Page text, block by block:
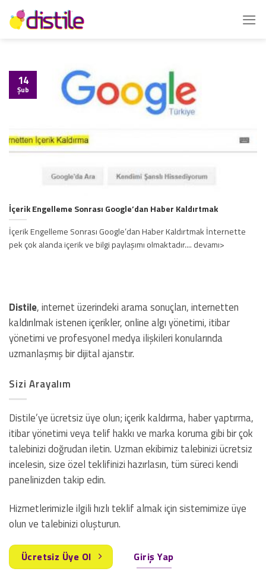
İçeriğe
atla
İçerik Engelleme Sonrası Google’dan Haber Kaldırtmak
İçerik Engelleme Sonrası Google’dan Haber Kaldırtmak İnternette
pek çok alanda içerik ve bilgi paylaşımı olmaktadır.... devamı>
14
Şub
Distile, internet üzerindeki arama sonuçları, internetten
kaldırılmak istenen içerikler, online algı yönetimi, itibar
yönetimi ve profesyonel medya ilişkileri konularında
uzmanlaşmış bir dijital ajanstır.
Sizi Arayalım
Distile’ye ücretsiz üye olun; içerik kaldırma, haber yaptırma,
itibar yönetimi veya telif hakkı ve marka koruma gibi bir çok
talebinizi doğrudan iletin. Uzman ekibimiz talebinizi ücretsiz
incelesin, size özel teklifinizi hazırlasın, tüm süreci kendi
panelinizden takip edin.
Hizmetlerimizle ilgili hızlı teklif almak için sistemimize üye
olun ve talebinizi oluşturun.
Ücretsiz Üye Ol Giriş Yap